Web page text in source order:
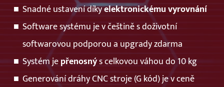
Snadné ustavení díkyelektronickému vyrovnání
Software systému je v češtině s doživotní
softwarovou podporou a upgrady zdarma
Systém jepřenosnýs celkovou váhou do 10 kg
Generování dráhy CNC stroje (G kód) je v ceně